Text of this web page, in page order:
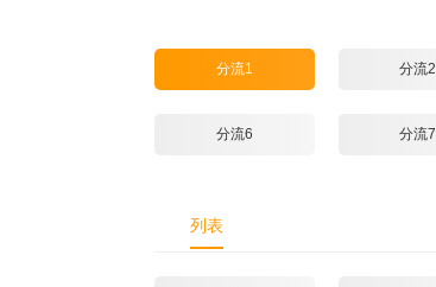
分流1 分流2
分流6 分流7
列表